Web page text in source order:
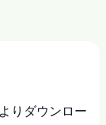
りダウンロー